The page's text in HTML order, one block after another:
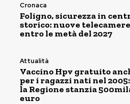
Cronaca
Foligno, sicurezza in
storico: nuove telecamere
entro le metà del 2027
Attualità
Vaccino Hpv gratuito
per i ragazzi nati nel 2005:
la Regione stanzia
euro